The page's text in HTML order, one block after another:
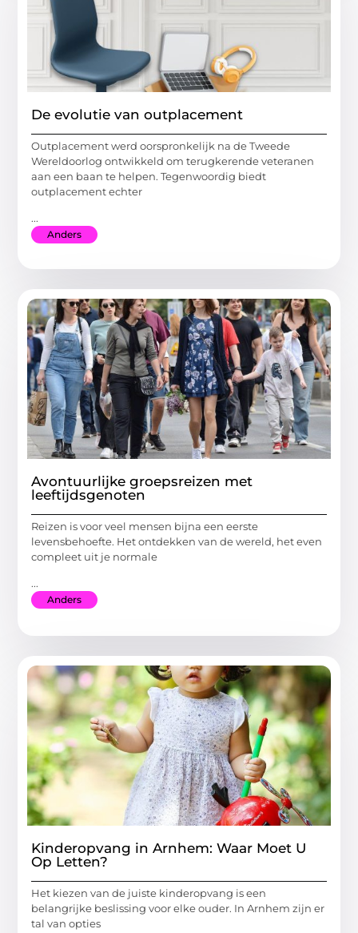
De evolutie van outplacement
Outplacement werd oorspronkelijk na de Tweede
Wereldoorlog ontwikkeld om terugkerende veteranen
aan een baan te helpen. Tegenwoordig biedt
outplacement echter
...
Anders
Avontuurlijke groepsreizen met
leeftijdsgenoten
Reizen is voor veel mensen bijna een eerste
levensbehoefte. Het ontdekken van de wereld, het even
compleet uit je normale
...
Anders
Kinderopvang in Arnhem: Waar Moet U
Op Letten?
Het kiezen van de juiste kinderopvang is een
belangrijke beslissing voor elke ouder. In Arnhem zijn er
tal van opties